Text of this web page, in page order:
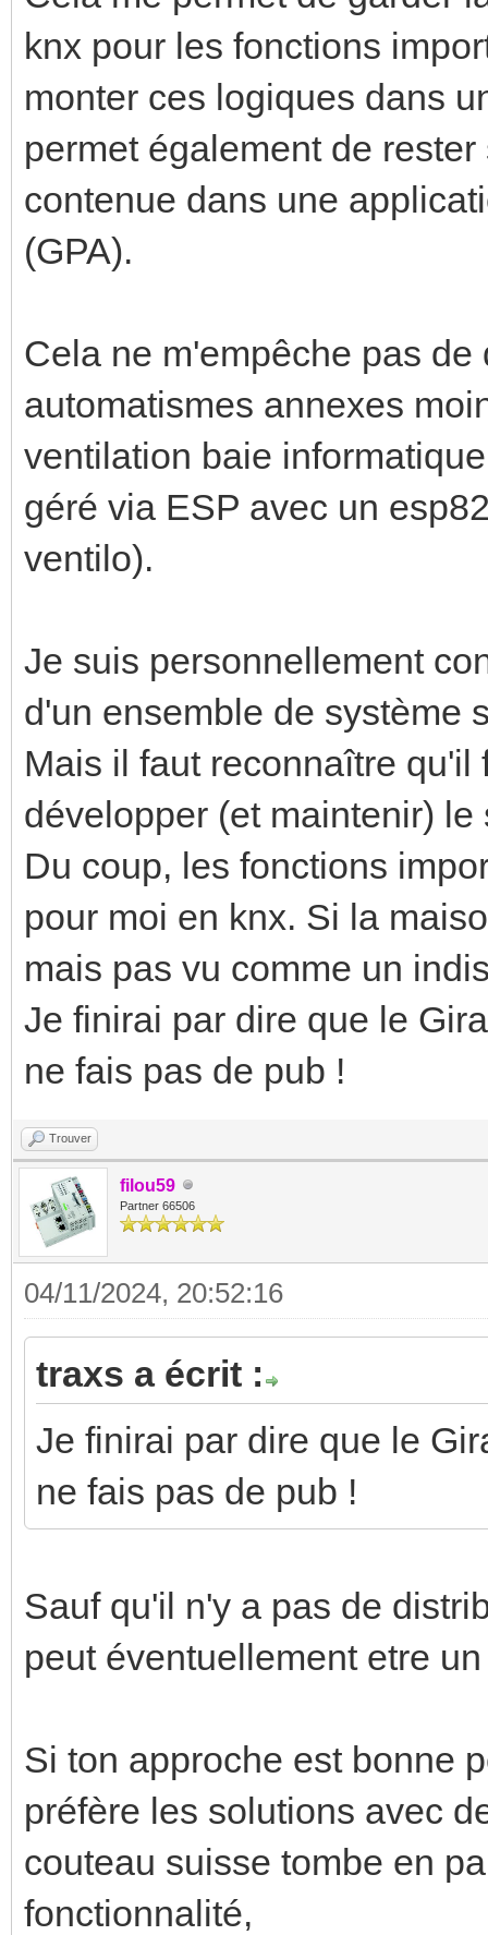
knx pour les fonctions
monter ces logiques dans
permet également de
contenue dans une
(GPA).
Cela ne m'empêche pas
automatismes annexes
ventilation baie
géré via ESP avec un
ventilo).
Je suis personnellement
d'un ensemble de système
Mais il faut reconnaître
développer (et maintenir) le
Du coup, les fonctions
pour moi en knx. Si la
mais pas vu comme un
Je finirai par dire que le
ne fais pas de pub !
Trouver
filou59
Partner 66506
04/11/2024, 20:52:16
traxs a écrit :
Je finirai par dire que le
ne fais pas de pub !
Sauf qu'il n'y a pas de
peut éventuellement etre
Si ton approche est bonne
préfère les solutions avec
couteau suisse tombe en
fonctionnalité,